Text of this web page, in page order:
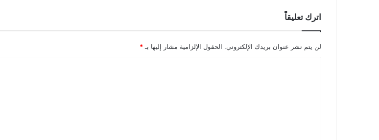
اترك تعليقاً
لن يتم نشر عنوان بريدك الإلكتروني. الحقول الإلزامية مشار إليها بـ *